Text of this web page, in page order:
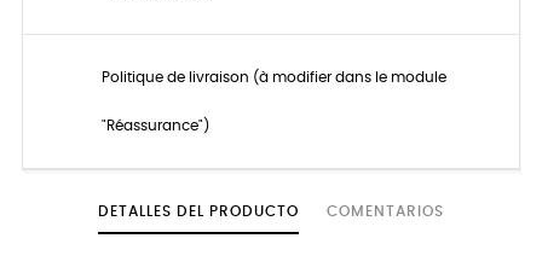
Politique de livraison (à modifier dans le module
"Réassurance")
DETALLES DEL PRODUCTO COMENTARIOS